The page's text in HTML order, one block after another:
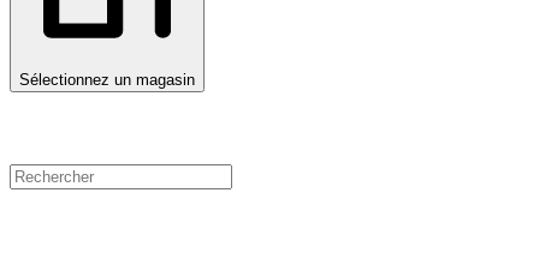
Sélectionnez un magasin